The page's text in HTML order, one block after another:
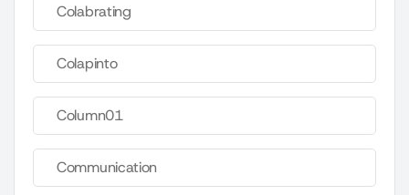
Colabrating
Colapinto
Column01
Communication